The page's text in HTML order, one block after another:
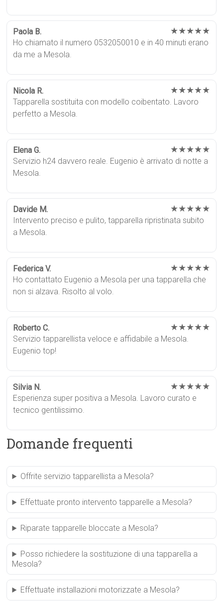
Paola B. ★★★★★
Ho chiamato il numero 0532050010 e in 40 minuti erano
da me a Mesola.
Nicola R. ★★★★★
Tapparella sostituita con modello coibentato. Lavoro
perfetto a Mesola.
Elena G. ★★★★★
Servizio h24 davvero reale. Eugenio è arrivato di notte a
Mesola.
Davide M. ★★★★★
Intervento preciso e pulito, tapparella ripristinata subito
a Mesola.
Federica V. ★★★★★
Ho contattato Eugenio a Mesola per una tapparella che
non si alzava. Risolto al volo.
Roberto C. ★★★★★
Servizio tapparellista veloce e affidabile a Mesola.
Eugenio top!
Silvia N. ★★★★★
Esperienza super positiva a Mesola. Lavoro curato e
tecnico gentilissimo.
Domande frequenti
Offrite servizio tapparellista a Mesola?
Effettuate pronto intervento tapparelle a Mesola?
Riparate tapparelle bloccate a Mesola?
Posso richiedere la sostituzione di una tapparella a
Mesola?
Effettuate installazioni motorizzate a Mesola?